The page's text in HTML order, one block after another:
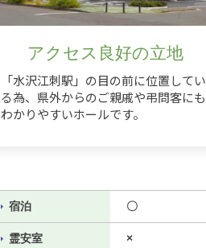
アクセス良好の立地
「水沢江刺駅」の目の前に位置してい
る為、県外からのご親戚や弔問客にも
わかりやすいホールです。
宿泊 〇
霊安室 ×